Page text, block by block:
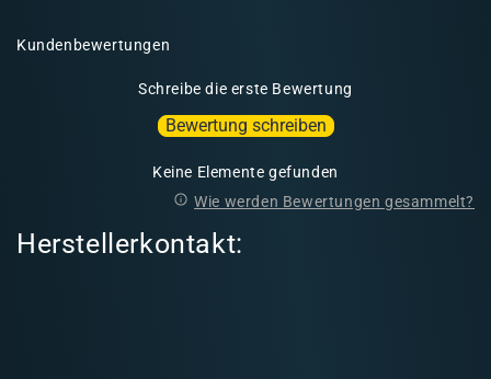
Kundenbewertungen
Schreibe die erste Bewertung
Bewertung schreiben
Keine Elemente gefunden
Wie werden Bewertungen gesammelt?
Herstellerkontakt: